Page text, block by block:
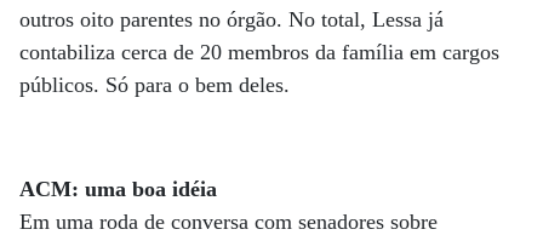
outros oito parentes no órgão. No total, Lessa já
contabiliza cerca de 20 membros da família em cargos
públicos. Só para o bem deles.
ACM: uma boa idéia
Em uma roda de conversa com senadores sobre